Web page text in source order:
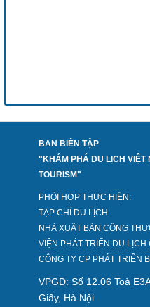
BAN BIÊN TẬP
"KHÁM PHÁ DU LỊCH VIỆT
TOURISM"
PHỐI HỢP THỰC HIỆN:
TẠP CHÍ DU LỊCH
NHÀ XUẤT BẢN CÔNG
VIỆN PHÁT TRIỂN DU LỊCH
CÔNG TY CP PHÁT TRIỂN
VPGD: Số 12.06 Toà
Giấy, Hà Nội